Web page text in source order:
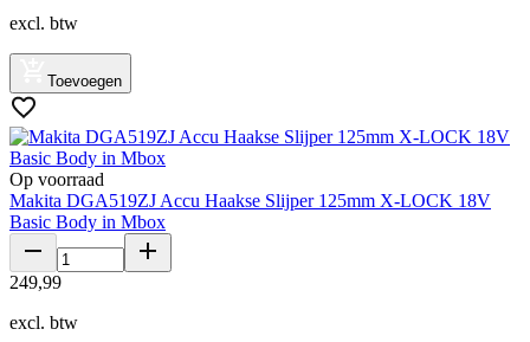
excl. btw
Toevoegen
Op voorraad
Makita DGA519ZJ Accu Haakse Slijper 125mm X-LOCK 18V
Basic Body in Mbox
249,99
excl. btw